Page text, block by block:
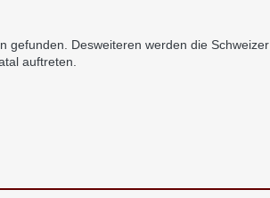
gefunden. Desweiteren werden die Schweizer
auftreten.